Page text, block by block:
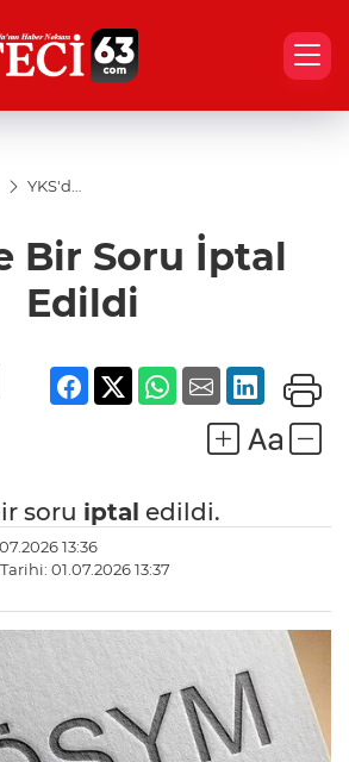
YKS'de
İptal
Edildi
Bir Soru İptal
Edildi
soru iptal edildi.
13:36
01.07.2026 13:37